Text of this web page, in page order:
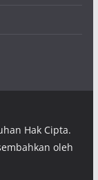
Hak Cipta.
oleh